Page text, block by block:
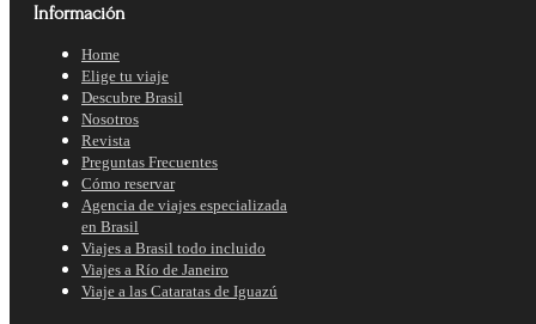
Información
Home
Elige tu viaje
Descubre Brasil
Nosotros
Revista
Preguntas Frecuentes
Cómo reservar
Agencia de viajes especializada
en Brasil
Viajes a Brasil todo incluido
Viajes a Río de Janeiro
Viaje a las Cataratas de Iguazú